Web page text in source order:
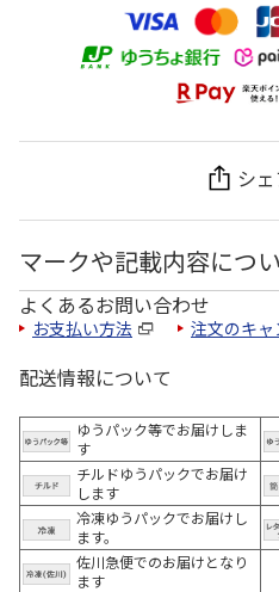
シ
マークや記載内容につ
よくあるお問い合わせ
お支払い方法 注文のキャ
配送情報について
ゆうパック等でお届けしま
す
チルドゆうパックでお届け
します
冷凍ゆうパックでお届けし
ます。
佐川急便でのお届けとなり
ます